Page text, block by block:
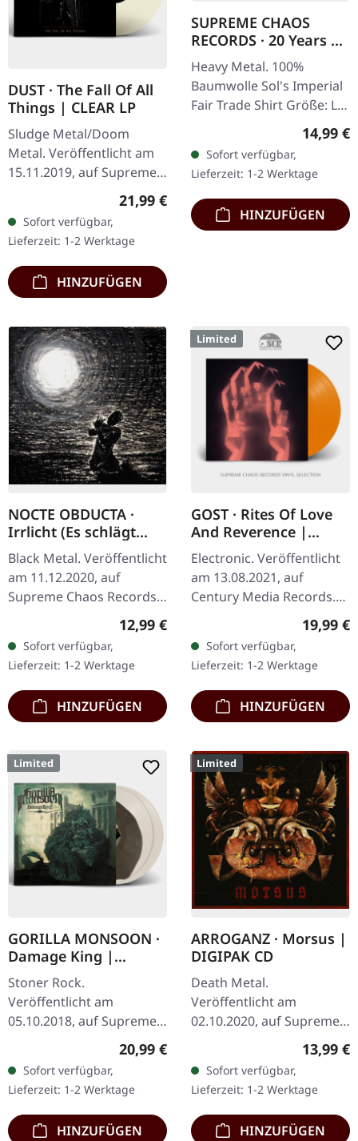
DUST · The Fall Of All
Things | CLEAR LP
Sludge Metal/Doom
Metal. Veröffentlicht am
15.11.2019, auf Supreme
Transparentes Vinyl,
limitiert auf 200
handnummerierte
Exemplare. ·…
Regulärer Preis:
21,99 €
Sofort verfügbar,
Lieferzeit: 1-2 Werktage
HINZUFÜGEN
SUPREME CHAOS
RECORDS · 20 Years Of
Chaos Bands | T-
SHIRT
Heavy Metal. 100%
Baumwolle Sol's Imperial
Fair Trade Shirt Größe: L
Notiz: Band-Liste der SCR-
schematisch, wird
ergänzt wenn die…
14,99 €
Sofort verfügbar,
Lieferzeit: 1-2 Werktage
HINZUFÜGEN
NOCTE OBDUCTA ·
Irrlicht (Es schlägt
dem Mond ein kaltes
Herz) | CD
Black Metal. Veröffentlicht
am 11.12.2020, auf
Supreme Chaos Records.
Jewelcase CD mit 12-
Verdammt nochmal, was
für eine Reise…
Regulärer Preis:
12,99 €
Sofort verfügbar,
Lieferzeit: 1-2 Werktage
HINZUFÜGEN
Limited
GOST · Rites Of Love
And Reverence |
ORANGE LP+CD
Electronic. Veröffentlicht
am 13.08.2021, auf
Century Media Records.
Schwarzes Vinyl im
Gatefold-Cover mit Album
auf CD. GOST liefert mit
"Rites Of…
19,99 €
Sofort verfügbar,
Lieferzeit: 1-2 Werktage
HINZUFÜGEN
Limited
GORILLA MONSOON ·
Damage King |
BONE/BROWN 2LP
Stoner Rock.
Veröffentlicht am
05.10.2018, auf Supreme
Chaos Records. Doppel-
Vinyl creme-weiß mit
Braun in der Mitte,
limitiert auf nur 200
Exemplare…
Regulärer Preis:
20,99 €
Sofort verfügbar,
Lieferzeit: 1-2 Werktage
HINZUFÜGEN
Limited
ARROGANZ · Morsus |
DIGIPAK CD
Death Metal.
Veröffentlicht am
02.10.2020, auf Supreme
Chaos Records. Limitierte
Erstauflage als DigiPak
mit 24-seitigem
luxeriösen Booklet.
ARROGANZ…
13,99 €
Sofort verfügbar,
Lieferzeit: 1-2 Werktage
HINZUFÜGEN